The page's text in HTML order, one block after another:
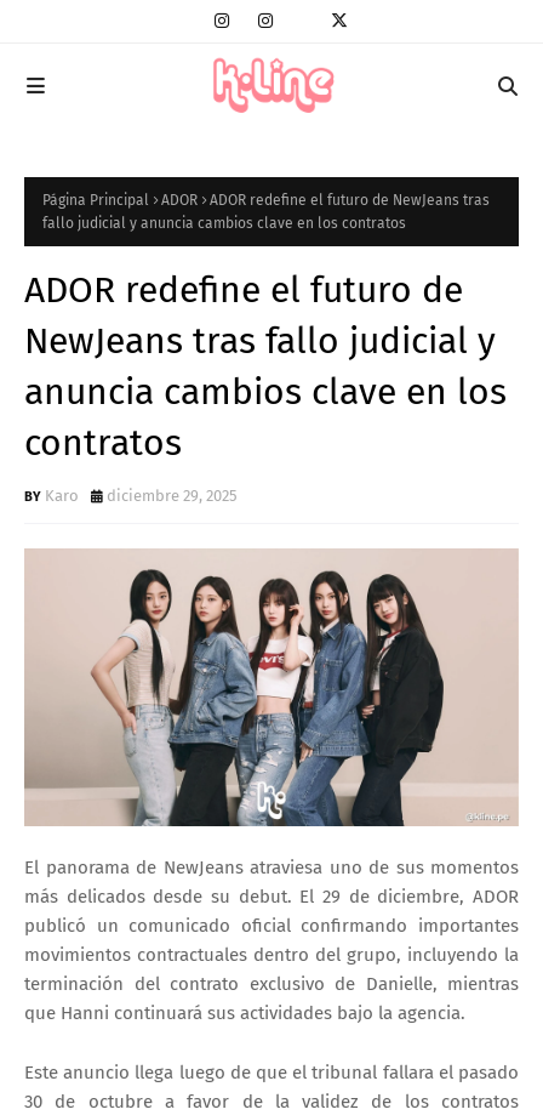
Página Principal ADOR
ADOR redefine el futuro de NewJeans tras
fallo judicial y anuncia cambios clave en los contratos
ADOR redefine el futuro de
NewJeans tras fallo judicial y
anuncia cambios clave en los
contratos
Karo diciembre 29, 2025
El panorama de NewJeans atraviesa uno de sus momentos
más delicados desde su debut. El 29 de diciembre, ADOR
publicó un comunicado oficial confirmando importantes
movimientos contractuales dentro del grupo, incluyendo la
terminación del contrato exclusivo de Danielle, mientras
que Hanni continuará sus actividades bajo la agencia.
Este anuncio llega luego de que el tribunal fallara el pasado
30 de octubre a favor de la validez de los contratos